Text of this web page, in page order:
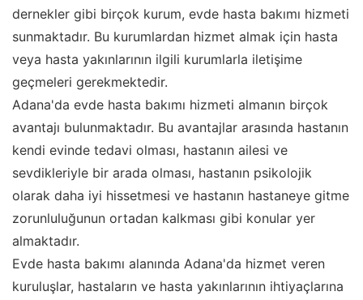
dernekler gibi birçok kurum, evde hasta bakımı hizmeti
sunmaktadır. Bu kurumlardan hizmet almak için hasta
veya hasta yakınlarının ilgili kurumlarla iletişime
geçmeleri gerekmektedir.
Adana'da evde hasta bakımı hizmeti almanın birçok
avantajı bulunmaktadır. Bu avantajlar arasında hastanın
kendi evinde tedavi olması, hastanın ailesi ve
sevdikleriyle bir arada olması, hastanın psikolojik
olarak daha iyi hissetmesi ve hastanın hastaneye gitme
zorunluluğunun ortadan kalkması gibi konular yer
almaktadır.
Evde hasta bakımı alanında Adana'da hizmet veren
kuruluşlar, hastaların ve hasta yakınlarının ihtiyaçlarına